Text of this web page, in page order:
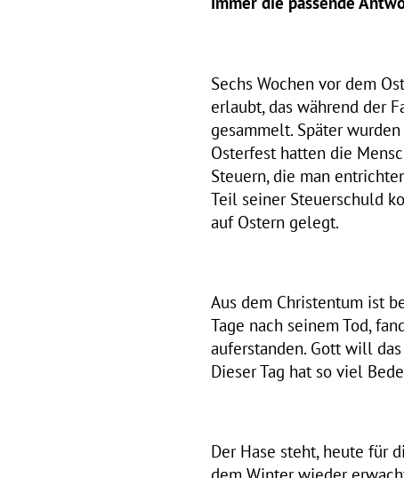
Sechs Wochen vor dem
erlaubt, das während der
gesammelt. Später
Osterfest hatten die
Steuern, die man
Teil seiner Steuerschuld
auf Ostern gelegt.
Aus dem Christentum ist
Tage nach seinem Tod,
auferstanden. Gott will
Dieser Tag hat so viel
Der Hase steht, heute für